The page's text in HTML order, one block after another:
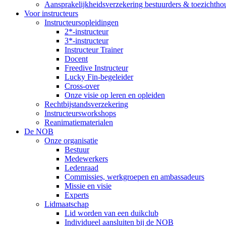
Aansprakelijkheidsverzekering bestuurders &
Voor instructeurs
Instructeursopleidingen
2*-instructeur
3*-instructeur
Instructeur Trainer
Docent
Freedive Instructeur
Lucky Fin-begeleider
Cross-over
Onze visie op leren en opleiden
Rechtbijstandsverzekering
Instructeursworkshops
Reanimatiematerialen
De NOB
Onze organisatie
Bestuur
Medewerkers
Ledenraad
Commissies, werkgroepen en ambassadeurs
Missie en visie
Experts
Lidmaatschap
Lid worden van een duikclub
Individueel aansluiten bij de NOB